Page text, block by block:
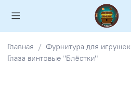
Главная
Фурнитура для игрушек
Глаза винтовые "Блёстки"